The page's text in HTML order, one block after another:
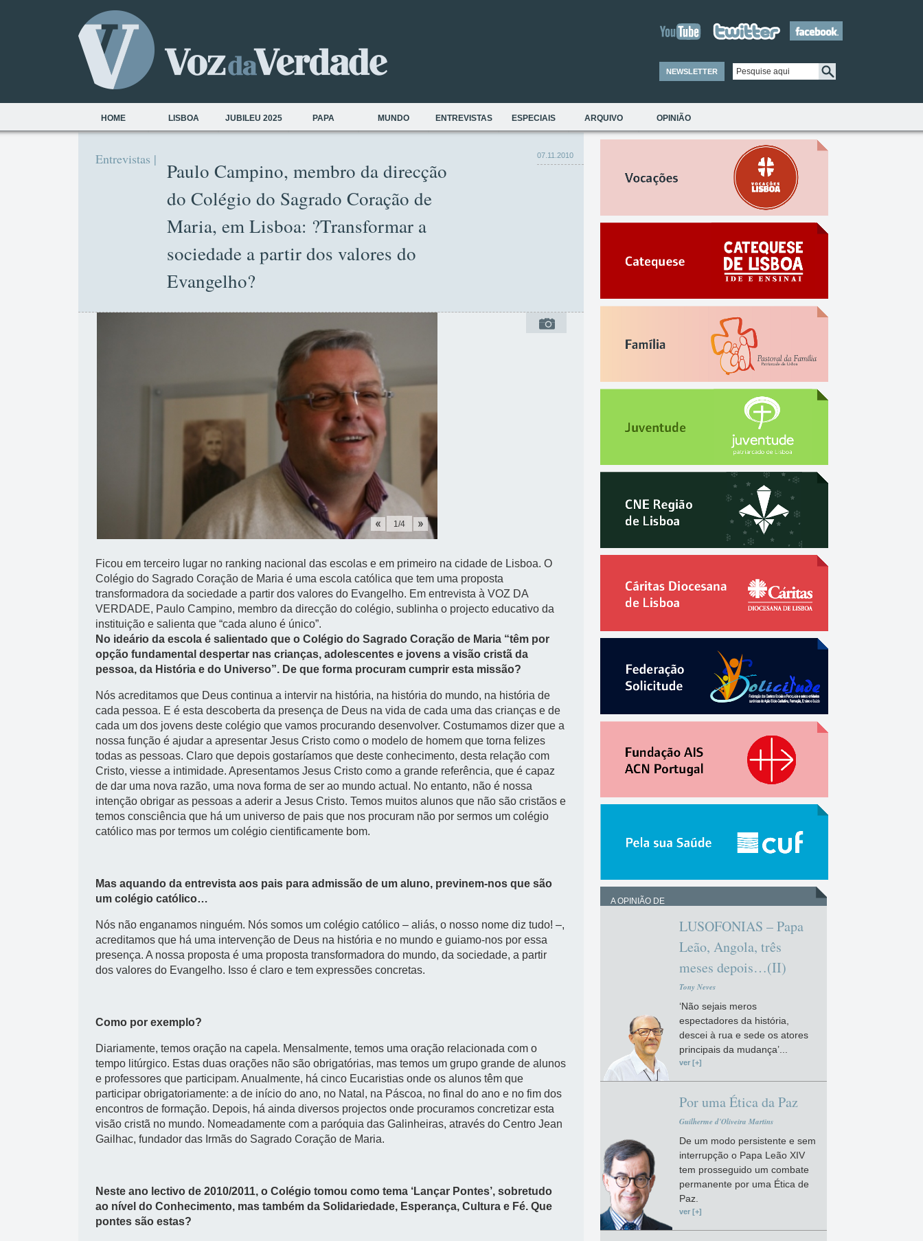
NEWSLETTER
HOME LISBOA JUBILEU 2025 PAPA MUNDO ENTREVISTAS ESPECIAIS ARQUIVO OPINIÃO
07.11.2010
Entrevistas |
Paulo Campino, membro da direcção
do Colégio do Sagrado Coração de
Maria, em Lisboa: ?Transformar a
sociedade a partir dos valores do
Evangelho?
1/4
Ficou em terceiro lugar no ranking nacional das escolas e em primeiro na cidade de Lisboa. O
Colégio do Sagrado Coração de Maria é uma escola católica que tem uma proposta
transformadora da sociedade a partir dos valores do Evangelho. Em entrevista à VOZ DA
VERDADE, Paulo Campino, membro da direcção do colégio, sublinha o projecto educativo da
instituição e salienta que “cada aluno é único”.
No ideário da escola é salientado que o Colégio do Sagrado Coração de Maria “têm por
opção fundamental despertar nas crianças, adolescentes e jovens a visão cristã da
pessoa, da História e do Universo”. De que forma procuram cumprir esta missão?
Nós acreditamos que Deus continua a intervir na história, na história do mundo, na história de
cada pessoa. E é esta descoberta da presença de Deus na vida de cada uma das crianças e de
cada um dos jovens deste colégio que vamos procurando desenvolver. Costumamos dizer que a
nossa função é ajudar a apresentar Jesus Cristo como o modelo de homem que torna felizes
todas as pessoas. Claro que depois gostaríamos que deste conhecimento, desta relação com
Cristo, viesse a intimidade. Apresentamos Jesus Cristo como a grande referência, que é capaz
de dar uma nova razão, uma nova forma de ser ao mundo actual. No entanto, não é nossa
intenção obrigar as pessoas a aderir a Jesus Cristo. Temos muitos alunos que não são cristãos e
temos consciência que há um universo de pais que nos procuram não por sermos um colégio
católico mas por termos um colégio cientificamente bom.
Mas aquando da entrevista aos pais para admissão de um aluno, previnem-nos que são
um colégio católico…
Nós não enganamos ninguém. Nós somos um colégio católico – aliás, o nosso nome diz tudo! –,
acreditamos que há uma intervenção de Deus na história e no mundo e guiamo-nos por essa
presença. A nossa proposta é uma proposta transformadora do mundo, da sociedade, a partir
dos valores do Evangelho. Isso é claro e tem expressões concretas.
Como por exemplo?
Diariamente, temos oração na capela. Mensalmente, temos uma oração relacionada com o
tempo litúrgico. Estas duas orações não são obrigatórias, mas temos um grupo grande de alunos
e professores que participam. Anualmente, há cinco Eucaristias onde os alunos têm que
participar obrigatoriamente: a de início do ano, no Natal, na Páscoa, no final do ano e no fim dos
encontros de formação. Depois, há ainda diversos projectos onde procuramos concretizar esta
visão cristã no mundo. Nomeadamente com a paróquia das Galinheiras, através do Centro Jean
Gailhac, fundador das Irmãs do Sagrado Coração de Maria.
Neste ano lectivo de 2010/2011, o Colégio tomou como tema ‘Lançar Pontes’, sobretudo
ao nível do Conhecimento, mas também da Solidariedade, Esperança, Cultura e Fé. Que
pontes são estas?
A OPINIÃO DE
LUSOFONIAS – Papa
Leão, Angola, três
meses depois…(II)
Tony Neves
‘Não sejais meros
espectadores da história,
descei à rua e sede os atores
principais da mudança’...
ver [+]
Por uma Ética da Paz
Guilherme d'Oliveira Martins
De um modo persistente e sem
interrupção o Papa Leão XIV
tem prosseguido um combate
permanente por uma Ética de
Paz.
ver [+]